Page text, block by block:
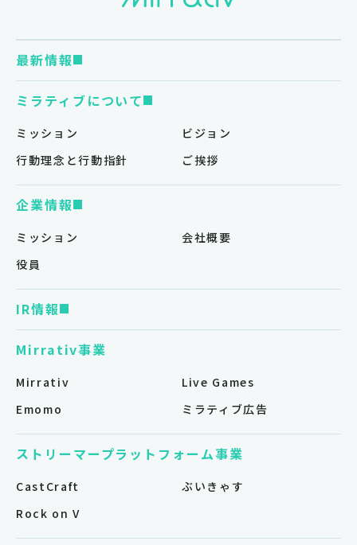
最新情報
ミラティブについて
ミッション
ビジョン
行動理念と行動指針
ご挨拶
企業情報
ミッション
会社概要
役員
IR情報
Mirrativ事業
Mirrativ
Live Games
Emomo
ミラティブ広告
ストリーマープラットフォーム事業
CastCraft
ぶいきゃす
Rock on V